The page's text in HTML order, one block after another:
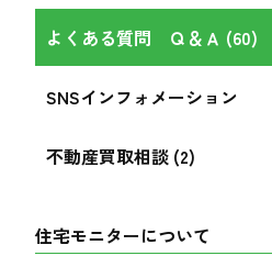
よくある質問 Ｑ＆Ａ (60)
SNSインフォメーション
不動産買取相談 (2)
住宅モニターについて